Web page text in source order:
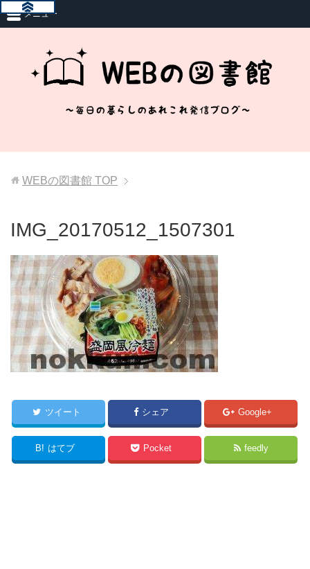
メニュー
WEBの図書館 TOP
IMG_20170512_1507301
ツイート シェア Google+
B! はてブ Pocket feedly